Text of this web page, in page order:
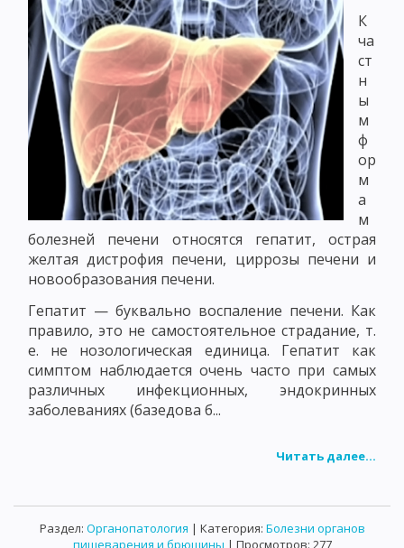
К
ча
ст
н
ы
м
ф
ор
м
а
м
болезней печени относятся гепатит, острая
желтая дистрофия печени, циррозы печени и
новообразования печени.
Гепатит — буквально воспаление печени. Как
правило, это не самостоятельное страдание, т.
е. не нозологическая единица. Гепатит как
симптом наблюдается очень часто при самых
различных инфекционных, эндокринных
заболеваниях (базедова б...
Читать далее...
Раздел: Органопатология | Категория: Болезни органов
пищеварения и брюшины | Просмотров: 277